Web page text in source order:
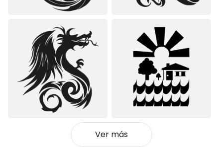
Ver más